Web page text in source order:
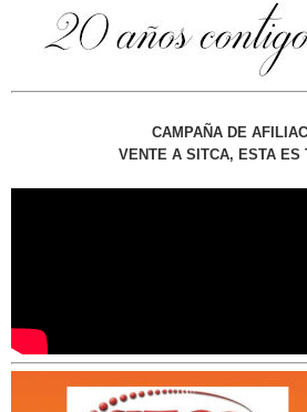
CAMPAÑA DE
VENTE A SITCA, ESTA ES